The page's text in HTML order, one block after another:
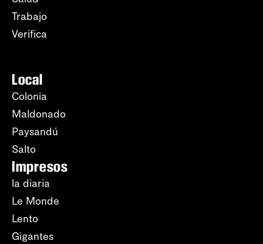
Trabajo
Verifica
Local
Colonia
Maldonado
Paysandú
Salto
Impresos
la diaria
Le Monde
Lento
Gigantes